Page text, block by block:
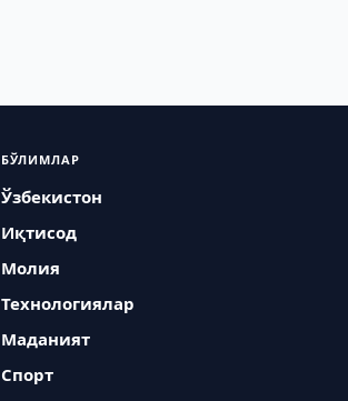
БЎЛИМЛАР
Ўзбекистон
Иқтисод
Молия
Технологиялар
Маданият
Спорт